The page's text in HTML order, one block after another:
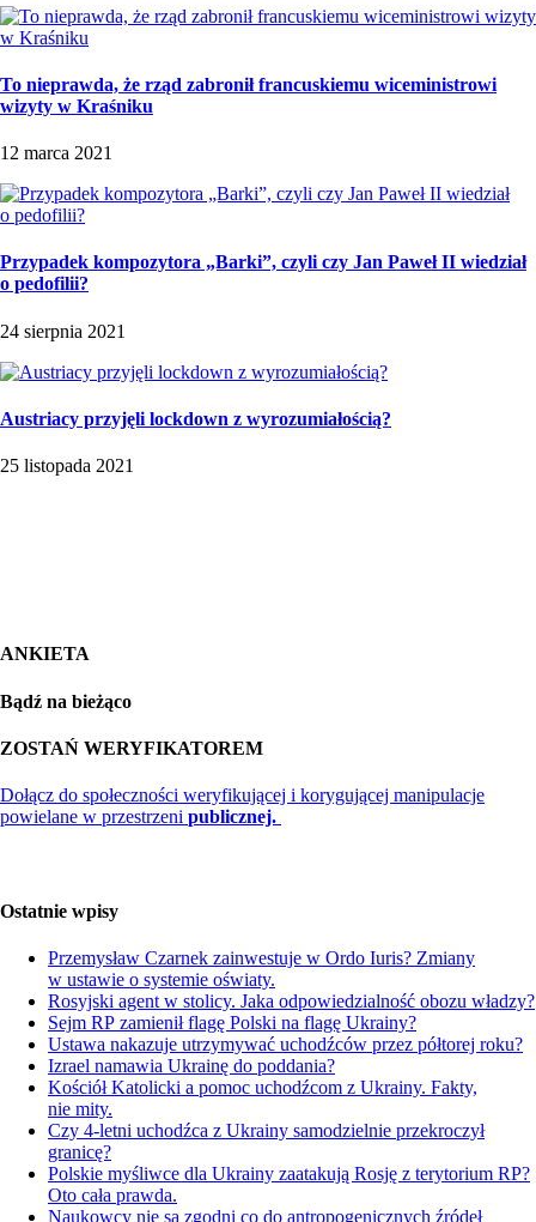
To nieprawda, że rząd zabronił francuskiemu wiceministrowi
wizyty w Kraśniku
12 marca 2021
Przypadek kompozytora „Barki”, czyli czy Jan Paweł II wiedział
o pedofilii?
24 sierpnia 2021
Austriacy przyjęli lockdown z wyrozumiałością?
25 listopada 2021
ANKIETA
Bądź na bieżąco
ZOSTAŃ WERYFIKATOREM
Dołącz do społeczności weryfikującej i korygującej manipulacje
powielane w przestrzeni publicznej.
Ostatnie wpisy
Przemysław Czarnek zainwestuje w Ordo Iuris? Zmiany
w ustawie o systemie oświaty.
Rosyjski agent w stolicy. Jaka odpowiedzialność obozu władzy?
Sejm RP zamienił flagę Polski na flagę Ukrainy?
Ustawa nakazuje utrzymywać uchodźców przez półtorej roku?
Izrael namawia Ukrainę do poddania?
Kościół Katolicki a pomoc uchodźcom z Ukrainy. Fakty,
nie mity.
Czy 4-letni uchodźca z Ukrainy samodzielnie przekroczył
granicę?
Polskie myśliwce dla Ukrainy zaatakują Rosję z terytorium RP?
Oto cała prawda.
Naukowcy nie są zgodni co do antropogenicznych źródeł